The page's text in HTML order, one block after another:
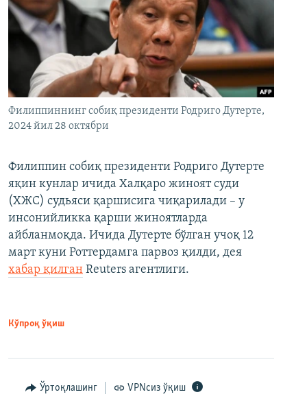
Филиппиннинг собиқ президенти Родриго Дутерте,
2024 йил 28 октябри
Филиппин собиқ президенти Родриго Дутерте
яқин кунлар ичида Халқаро жиноят суди
(ХЖС) судьяси қаршисига чиқарилади – у
инсонийликка қарши жиноятларда
айбланмоқда. Ичида Дутерте бўлган учоқ 12
март куни Роттердамга парвоз қилди, дея
хабар қилган Reuters агентлиги.
Кўпроқ ўқиш
Ўртоқлашинг VPNсиз ўқиш